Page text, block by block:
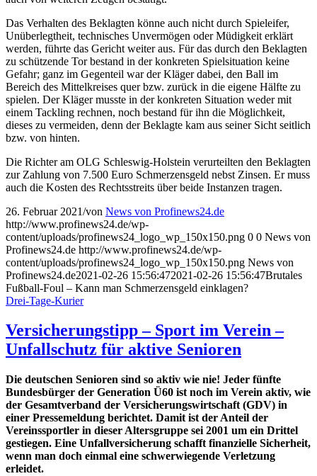
Das Verhalten des Beklagten könne auch nicht durch Spieleifer,
Unüberlegtheit, technisches Unvermögen oder Müdigkeit erklärt
werden, führte das Gericht weiter aus. Für das durch den Beklagten
zu schützende Tor bestand in der konkreten Spielsituation keine
Gefahr; ganz im Gegenteil war der Kläger dabei, den Ball im
Bereich des Mittelkreises quer bzw. zurück in die eigene Hälfte zu
spielen. Der Kläger musste in der konkreten Situation weder mit
einem Tackling rechnen, noch bestand für ihn die Möglichkeit,
dieses zu vermeiden, denn der Beklagte kam aus seiner Sicht seitlich
bzw. von hinten.
Die Richter am OLG Schleswig-Holstein verurteilten den Beklagten
zur Zahlung von 7.500 Euro Schmerzensgeld nebst Zinsen. Er muss
auch die Kosten des Rechtsstreits über beide Instanzen tragen.
26. Februar 2021/von News von Profinews24.de
http://www.profinews24.de/wp-
content/uploads/profinews24_logo_wp_150x150.png 0 0 News von
Profinews24.de http://www.profinews24.de/wp-
content/uploads/profinews24_logo_wp_150x150.png News von
Profinews24.de2021-02-26 15:56:472021-02-26 15:56:47Brutales
Fußball-Foul – Kann man Schmerzensgeld einklagen?
Drei-Tage-Kurier
Versicherungstipp – Sport im Verein –
Unfallschutz für aktive Senioren
Die deutschen Senioren sind so aktiv wie nie! Jeder fünfte
Bundesbürger der Generation Ü60 ist noch im Verein aktiv, wie
der Gesamtverband der Versicherungswirtschaft (GDV) in
einer Pressemeldung berichtet. Damit ist der Anteil der
Vereinssportler in dieser Altersgruppe sei 2001 um ein Drittel
gestiegen. Eine Unfallversicherung schafft finanzielle Sicherheit,
wenn man doch einmal eine schwerwiegende Verletzung
erleidet.